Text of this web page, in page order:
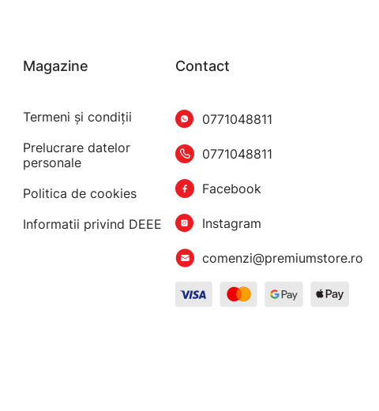
Magazine
Termeni şi condiţii
Prelucrare datelor
personale
Politica de cookies
Informatii privind DEEE
Contact
0771048811
0771048811
Facebook
Instagram
comenzi@premiumstore.ro